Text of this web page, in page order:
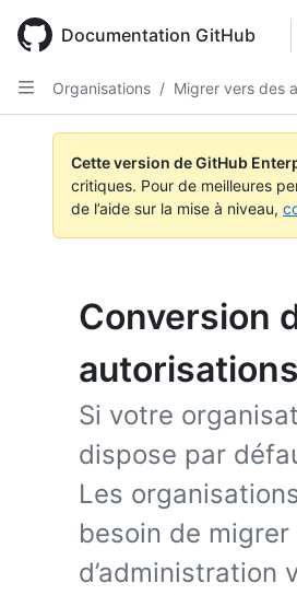
main
content
Documentation GitHub
Organisations / Migrer vers des
Cette version de GitHub
critiques. Pour de meilleures
de l’aide sur la mise à niveau,
Conversion
Si votre
dispose par
Les
besoin de
d’administration